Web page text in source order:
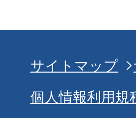
サイトマップ
個人情報利用規